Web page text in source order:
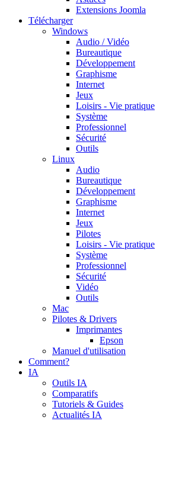
Extensions Joomla
Télécharger
Windows
Audio / Vidéo
Bureautique
Développement
Graphisme
Internet
Jeux
Loisirs - Vie pratique
Système
Professionnel
Sécurité
Outils
Linux
Audio
Bureautique
Développement
Graphisme
Internet
Jeux
Pilotes
Loisirs - Vie pratique
Système
Professionnel
Sécurité
Vidéo
Outils
Mac
Pilotes & Drivers
Imprimantes
Epson
Manuel d'utilisation
Comment?
IA
Outils IA
Comparatifs
Tutoriels & Guides
Actualités IA